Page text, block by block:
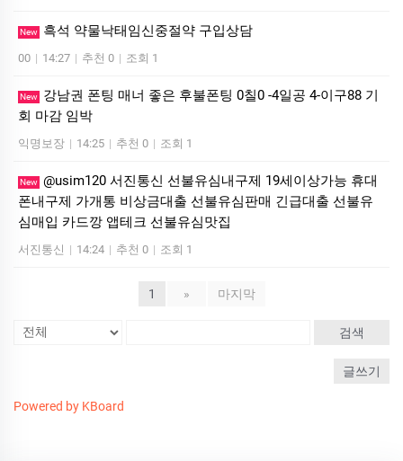
New 흑석 약물낙태임신중절약 구입상담
00 | 14:27 | 추천 0 | 조회 1
New
강남권 폰팅 매너 좋은 후불폰팅 0칠0 -4일공 4-이구88 기
회 마감 임박
익명보장 | 14:25 | 추천 0 | 조회 1
New @usim120 서진통신 선불유심내구제 19세이상가능 휴대
폰내구제 가개통 비상금대출 선불유심판매 긴급대출 선불유
심매입 카드깡 앱테크 선불유심맛집
서진통신 | 14:24 | 추천 0 | 조회 1
1 » 마지막
검색
글쓰기
Powered by KBoard